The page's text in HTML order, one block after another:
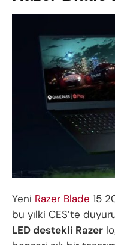
Yeni Razer Blade 15
bu yılki CES’te
LED destekli Razer